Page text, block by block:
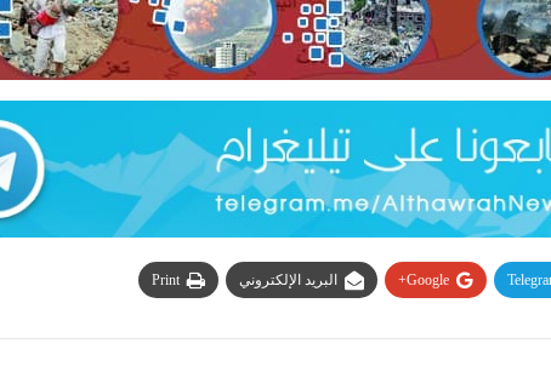
Google+ البريد الإلكتروني Print